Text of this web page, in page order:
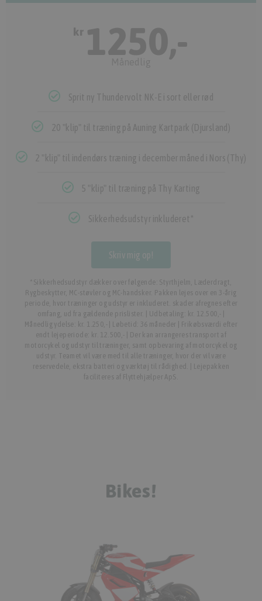
kr 1250,-
Sprit ny Thundervolt NK-E i sort eller rød
20 "klip" til træning på Auning Kartpark (Djursland)
2 "klip" til indendørs træning i december måned i Nors (Thy)
5 "klip" til træning på Thy Karting
Sikkerhedsudstyr inkluderet*
Skriv mig op!
*Sikkerhedsudstyr dækker over følgende: Styrthjelm, Læderdragt,
Rygbeskytter, MC-støvler og MC-handsker. Pakken lejes over en 3-årig
periode, hvor træninger og udstyr er inkluderet. skader afregnes efter
omfang, ud fra gældende prislister. | Udbetaling: kr. 12.500,- |
Månedlig ydelse: kr. 1.250,- | Løbetid: 36 måneder | Frikøbsværdi efter
endt lejeperiode: kr. 12.500,- | Der kan arrangeres transport af
motorcykel og udstyr til træninger, samt opbevaring af motorcykel og
udstyr. Teamet vil være med til alle træninger, hvor der vil være
reservedele, ekstra batteri og værktøj til rådighed. | Lejepakken
faciliteres af Flyttehjælper ApS.
Bikes!